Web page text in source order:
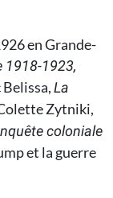
en Grande-
1918-1923,
La
Zytniki,
coloniale
et la guerre